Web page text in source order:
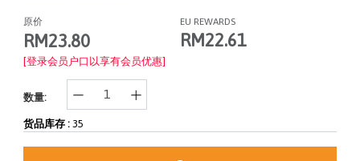
原价
RM23.80
EU REWARDS
RM22.61
[登录会员户口以享有会员优惠]
数量:
货品库存 : 35